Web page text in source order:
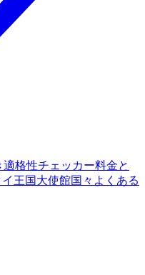
適格性チェッカー料金と
イ王国大使館国々 よくある